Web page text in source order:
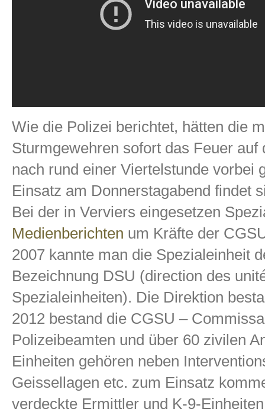
Wie die Polizei berichtet, hätten die
Sturmgewehren sofort das Feuer
nach rund einer Viertelstunde vorbei
Einsatz am Donnerstagabend findet
Bei der in Verviers eingesetzen
Medienberichten um Kräfte der
2007 kannte man die Spezialeinheit
Bezeichnung DSU (direction des
Spezialeinheiten). Die Direktion
2012 bestand die CGSU –
Polizeibeamten und über 60 zivilen
Einheiten gehören neben
Geissellagen etc. zum Einsatz
verdeckte Ermittler und K-9-